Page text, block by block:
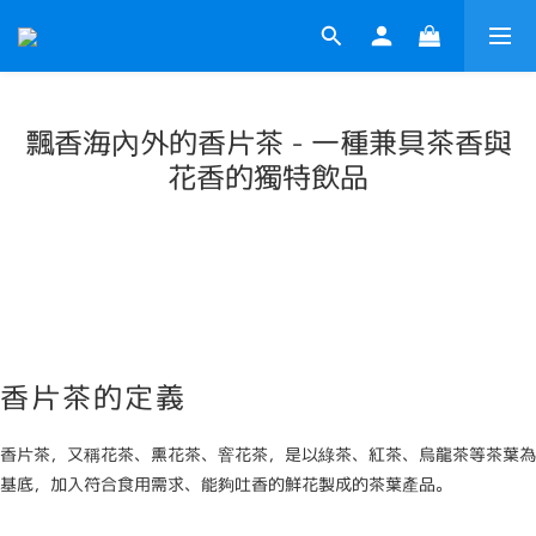
飄香海內外的香片茶 - 一種兼具茶香與
花香的獨特飲品
香片茶的定義
香片茶，又稱花茶、熏花茶、窨花茶，是以綠茶、紅茶、烏龍茶等茶葉為
基底，加入符合食用需求、能夠吐香的鮮花製成的茶葉產品。